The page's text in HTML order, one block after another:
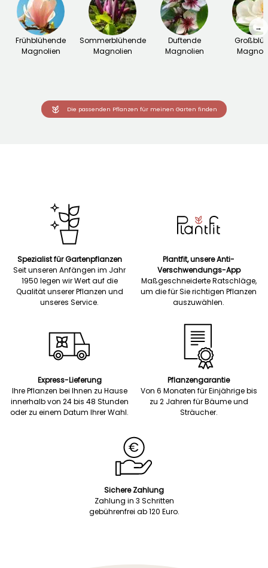
Frühblühende
Magnolien
Sommerblühende
Magnolien
Duftende
Magnolien
→
Die passenden Pflanzen für meinen Garten finden
Spezialist für Gartenpflanzen
Seit unseren Anfängen im Jahr
1950 legen wir Wert auf die
Qualität unserer Pflanzen und
unseres Service.
Plantfit, unsere Anti-
Verschwendungs-App
Maßgeschneiderte Ratschläge,
um die für Sie richtigen Pflanzen
auszuwählen.
Express-Lieferung
Ihre Pflanzen bei Ihnen zu Hause
innerhalb von 24 bis 48 Stunden
oder zu einem Datum Ihrer Wahl.
Pflanzengarantie
Von 6 Monaten für Einjährige bis
zu 2 Jahren für Bäume und
Sträucher.
Sichere Zahlung
Zahlung in 3 Schritten
gebührenfrei ab 120 Euro.